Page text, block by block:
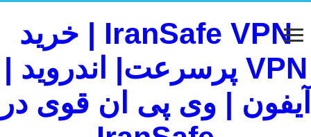
IranSafe VPN | خرید
VPN پرسرعت| اندروید |
آیفون | وی پی ان قوی در